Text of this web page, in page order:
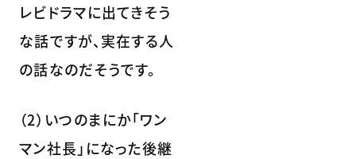
レビドラマに出てきそう
な話ですが、実在する人
の話なのだそうです。
（2）いつのまにか｢ワン
マン社長」になった後継